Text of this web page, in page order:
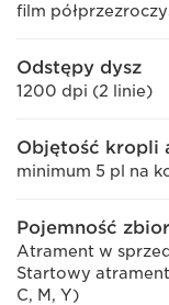
film
Odstępy dysz
1200 dpi (2 linie)
Objętość kropli
minimum 5 pl na
Pojemność
Atrament w
Startowy atrament
C, M, Y)